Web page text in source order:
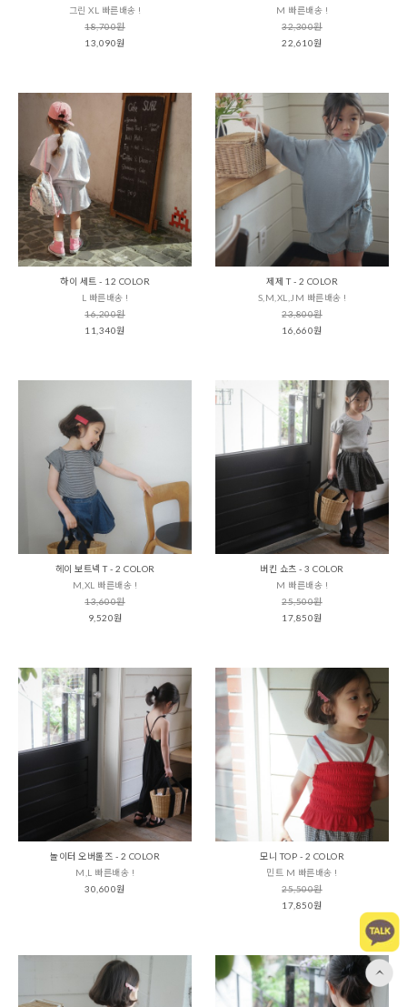
그린 XL 빠른배송 !
18,700원
13,090원
M 빠른배송 !
32,300원
22,610원
하이 세트 - 12 COLOR
L 빠른배송 !
16,200원
11,340원
제제 T - 2 COLOR
S,M,XL,JM 빠른배송 !
23,800원
16,660원
헤이 보트넥 T - 2 COLOR
M,XL 빠른배송 !
13,600원
9,520원
버킨 쇼츠 - 3 COLOR
M 빠른배송 !
25,500원
17,850원
놀이터 오버롤즈 - 2 COLOR
M,L 빠른배송 !
30,600원
모니 TOP - 2 COLOR
민트 M 빠른배송 !
25,500원
17,850원